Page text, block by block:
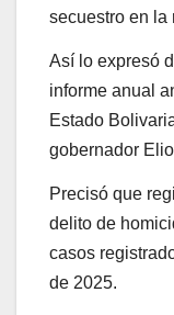
secuestro en la
Así lo expresó
informe anual
Estado
gobernador
Precisó que
delito de
casos
de 2025.